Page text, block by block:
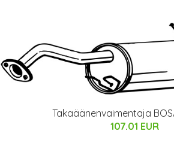
Takaäänenvaimentaja
107.01 EUR